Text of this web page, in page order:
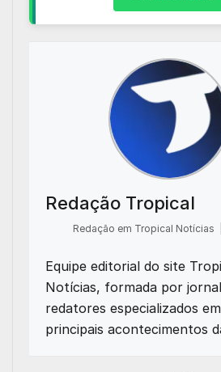
Redação Tropical
Redação em Tropical Notícias
Equipe editorial do site
Notícias, formada por
redatores especializados
principais acontecimentos